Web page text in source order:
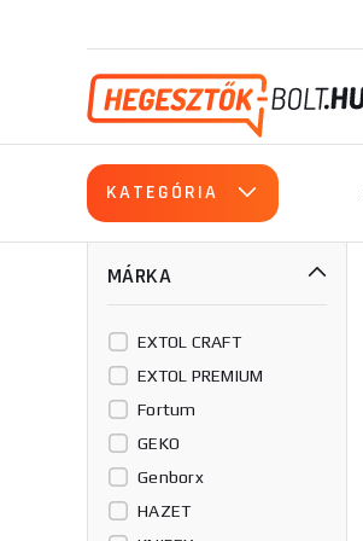
KATEGÓRIA
MÁRKA
EXTOL CRAFT
EXTOL PREMIUM
Fortum
GEKO
Genborx
HAZET